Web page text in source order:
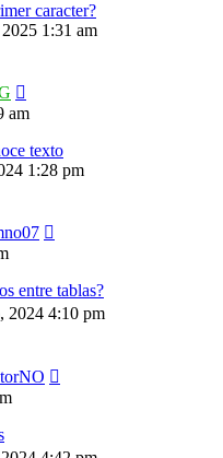
caracter?
1:31 am
am
texto
1:28 pm
entre tablas?
2024 4:10 pm